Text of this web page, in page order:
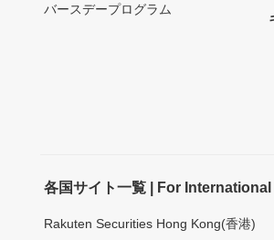
バースデープログラム
各国サイト一覧 | For International
Rakuten Securities Hong Kong(香港)